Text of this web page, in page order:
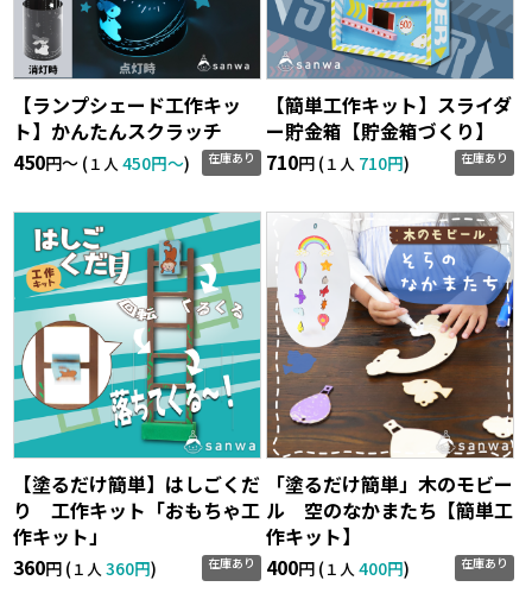
【ランプシェード工作キッ
ト】かんたんスクラッチ
450円〜 (１人450円〜) 在庫あり
【簡単工作キット】スライダ
ー貯金箱【貯金箱づくり】
710円 (１人 710円) 在庫あり
【塗るだけ簡単】はしごくだ
り 工作キット「おもちゃ工
作キット」
360円 (１人360円) 在庫あり
「塗るだけ簡単」木のモビー
ル 空のなかまたち【簡単工
作キット】
400円 (１人400円) 在庫あり